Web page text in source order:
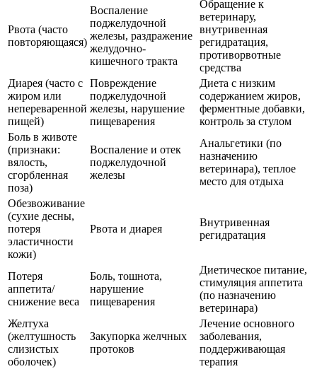
Рвота (часто
повторяющаяся)
Воспаление
поджелудочной
железы, раздражение
желудочно-
кишечного тракта
Обращение к
ветеринару,
внутривенная
регидратация,
противорвотные
средства
Диарея (часто с
жиром или
непереваренной
пищей)
Повреждение
поджелудочной
железы, нарушение
пищеварения
Диета с низким
содержанием жиров,
ферментные добавки,
контроль за стулом
Боль в животе
(признаки:
вялость,
сгорбленная
поза)
Воспаление и отек
поджелудочной
железы
Анальгетики (по
назначению
ветеринара), теплое
место для отдыха
Обезвоживание
(сухие десны,
потеря
эластичности
кожи)
Рвота и диарея
Внутривенная
регидратация
Потеря
аппетита/
снижение веса
Боль, тошнота,
нарушение
пищеварения
Диетическое питание,
стимуляция аппетита
(по назначению
ветеринара)
Желтуха
(желтушность
слизистых
оболочек)
Закупорка желчных
протоков
Лечение основного
заболевания,
поддерживающая
терапия